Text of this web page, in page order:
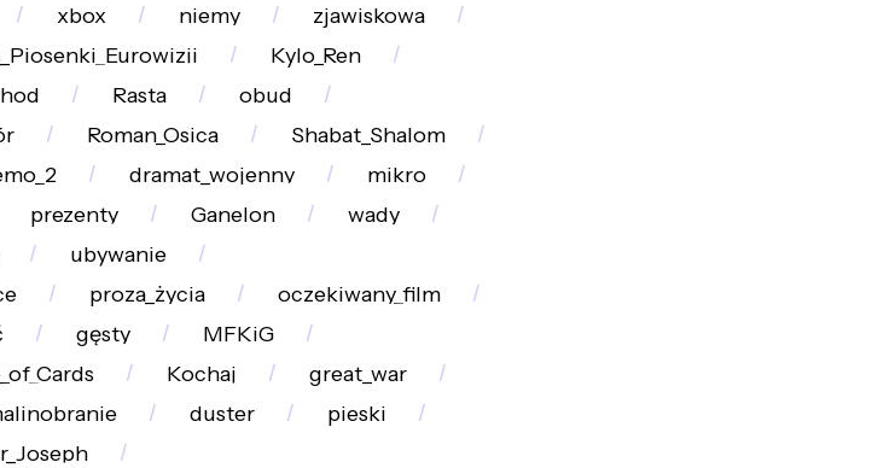
xbox niemy
zjawiskowa
Kylo_Ren
Rasta
obud
Roman_Osica
Shabat_Shalom
dramat_wojenny
mikro
prezenty Ganelon
wady
ubywanie
proza_życia
oczekiwany_film
gęsty
MFKiG
Kochaj
great_war
duster
pieski